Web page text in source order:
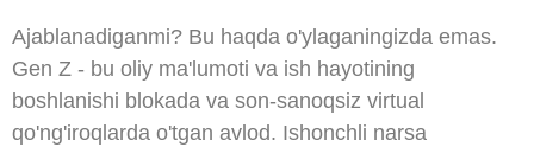
Ajablanadiganmi? Bu haqda o'ylaganingizda emas.
Gen Z - bu oliy ma'lumoti va ish hayotining
boshlanishi blokada va son-sanoqsiz virtual
qo'ng'iroqlarda o'tgan avlod. Ishonchli narsa